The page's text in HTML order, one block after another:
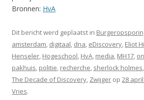
Bronnen: HvA
Dit bericht werd geplaatst in
amsterdam, digitaal, dna, eDiscovery, Eliot
Henseler, Hogeschool, HvA, media, MH17,
pakhuis, politie, recherche, sherlock holmes,
The Decade of Discovery, Zwijger op 28
Vries.